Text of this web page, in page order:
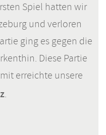
Spiel hatten wir
und verloren
ging es gegen die
Diese Partie
erreichte unsere
.